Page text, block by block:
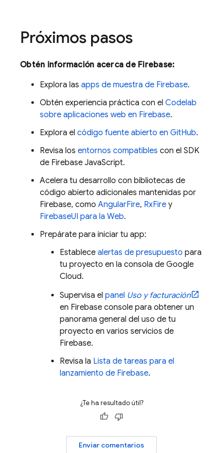
Próximos pasos
Obtén información acerca de Firebase:
Explora las apps de muestra de Firebase.
Obtén experiencia práctica con el Codelab
sobre aplicaciones web en Firebase.
Explora el código fuente abierto en GitHub.
Revisa los entornos compatibles con el SDK
de Firebase JavaScript.
Acelera tu desarrollo con bibliotecas de
código abierto adicionales mantenidas por
Firebase, como AngularFire, RxFire y
FirebaseUI para la Web.
Prepárate para iniciar tu app:
Establece alertas de presupuesto para
tu proyecto en la consola de Google
Cloud.
Supervisa el panel Uso y facturación
en Firebase console para obtener un
panorama general del uso de tu
proyecto en varios servicios de
Firebase.
Revisa la Lista de tareas para el
lanzamiento de Firebase.
¿Te ha resultado útil?
Enviar comentarios